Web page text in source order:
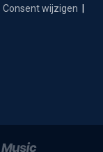
Consent wijzigen